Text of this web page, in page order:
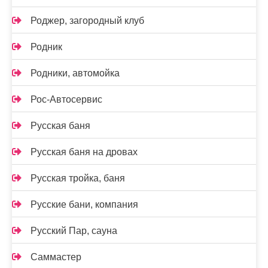
Роджер, загородный клуб
Родник
Родники, автомойка
Рос-Автосервис
Русская баня
Русская баня на дровах
Русская тройка, баня
Русские бани, компания
Русский Пар, сауна
Саммастер